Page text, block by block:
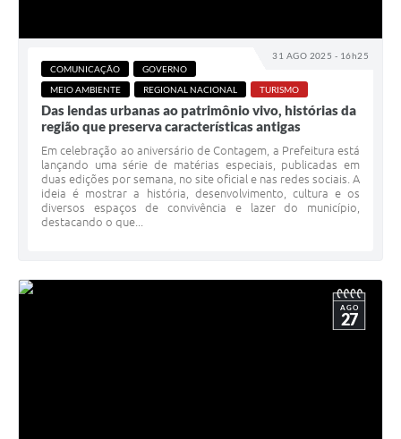
31 AGO 2025 - 16h25
COMUNICAÇÃO
GOVERNO
MEIO AMBIENTE
REGIONAL NACIONAL TURISMO
Das lendas urbanas ao patrimônio vivo, histórias da
região que preserva características antigas
Em celebração ao aniversário de Contagem, a Prefeitura está
lançando uma série de matérias especiais, publicadas em
duas edições por semana, no site oficial e nas redes sociais. A
ideia é mostrar a história, desenvolvimento, cultura e os
diversos espaços de convivência e lazer do município,
destacando o que...
AGO
27